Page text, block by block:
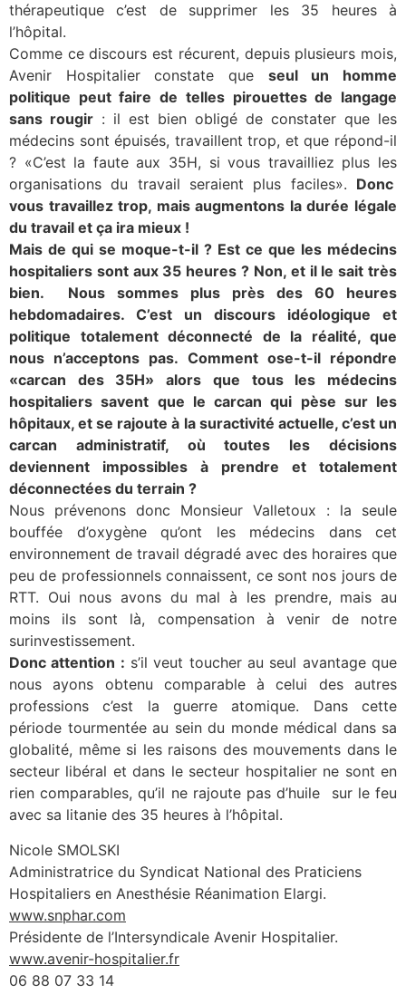
thérapeutique c’est de supprimer les 35 heures à
l’hôpital.
Comme ce discours est récurent, depuis plusieurs mois,
Avenir Hospitalier constate que seul un homme
politique peut faire de telles pirouettes de langage
sans rougir : il est bien obligé de constater que les
médecins sont épuisés, travaillent trop, et que répond-il
? «C’est la faute aux 35H, si vous travailliez plus les
organisations du travail seraient plus faciles». Donc
vous travaillez trop, mais augmentons la durée légale
du travail et ça ira mieux !
Mais de qui se moque-t-il ? Est ce que les médecins
hospitaliers sont aux 35 heures ? Non, et il le sait très
bien. Nous sommes plus près des 60 heures
hebdomadaires. C’est un discours idéologique et
politique totalement déconnecté de la réalité, que
nous n’acceptons pas. Comment ose-t-il répondre
«carcan des 35H» alors que tous les médecins
hospitaliers savent que le carcan qui pèse sur les
hôpitaux, et se rajoute à la suractivité actuelle, c’est un
carcan administratif, où toutes les décisions
deviennent impossibles à prendre et totalement
déconnectées du terrain ?
Nous prévenons donc Monsieur Valletoux : la seule
bouffée d’oxygène qu’ont les médecins dans cet
environnement de travail dégradé avec des horaires que
peu de professionnels connaissent, ce sont nos jours de
RTT. Oui nous avons du mal à les prendre, mais au
moins ils sont là, compensation à venir de notre
surinvestissement.
Donc attention : s’il veut toucher au seul avantage que
nous ayons obtenu comparable à celui des autres
professions c’est la guerre atomique. Dans cette
période tourmentée au sein du monde médical dans sa
globalité, même si les raisons des mouvements dans le
secteur libéral et dans le secteur hospitalier ne sont en
rien comparables, qu’il ne rajoute pas d’huile sur le feu
avec sa litanie des 35 heures à l’hôpital.
Nicole SMOLSKI
Administratrice du Syndicat National des Praticiens
Hospitaliers en Anesthésie Réanimation Elargi.
www.snphar.com
Présidente de l’Intersyndicale Avenir Hospitalier.
www.avenir-hospitalier.fr
06 88 07 33 14